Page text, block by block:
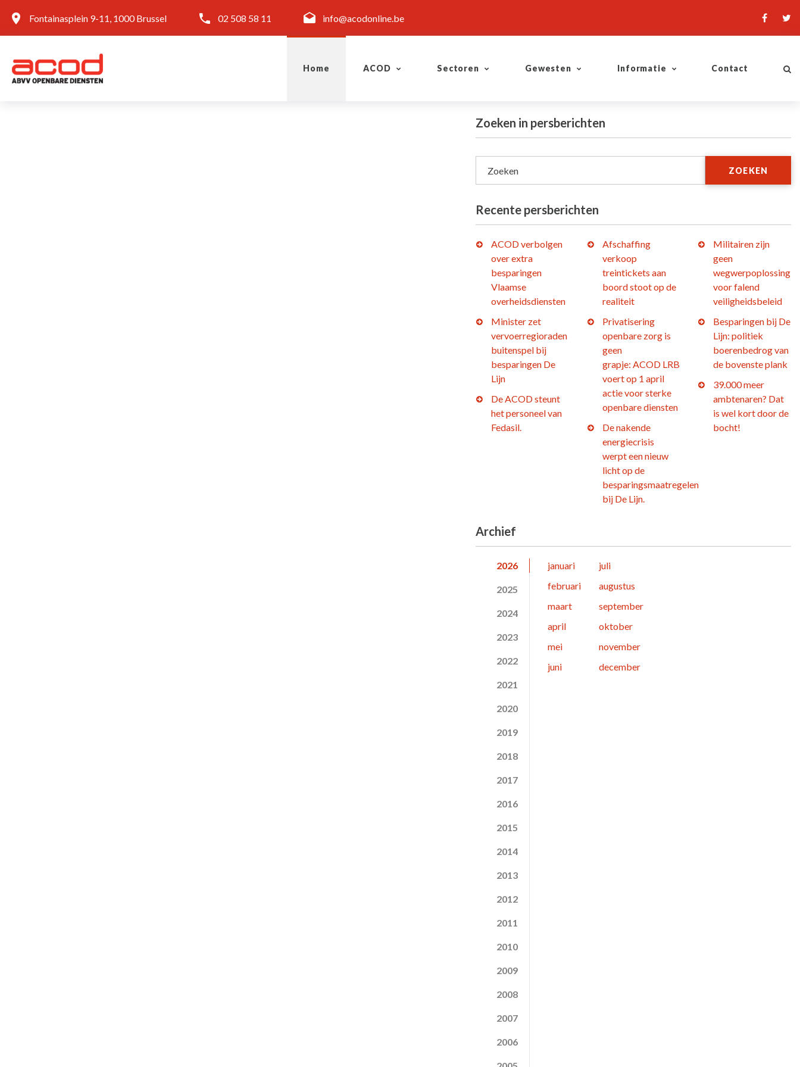
Fontainasplein 9-11, 1000 Brussel 02 508 58 11 info@acodonline.be
Home ACOD Sectoren Gewesten Informatie Contact
Zoeken in persberichten
Zoeken ZOEKEN
Recente persberichten
ACOD verbolgen
over extra
besparingen
Vlaamse
overheidsdiensten
Minister zet
vervoerregioraden
buitenspel bij
besparingen De
Lijn
De ACOD steunt
het personeel van
Fedasil.
Afschaffing
verkoop
treintickets aan
boord stoot op de
realiteit
Privatisering
openbare zorg is
geen
grapje: ACOD LRB
voert op 1 april
actie voor sterke
openbare diensten
De nakende
energiecrisis
werpt een nieuw
licht op de
besparingsmaatregelen
bij De Lijn.
Militairen zijn
geen
wegwerpoplossing
voor falend
veiligheidsbeleid
Besparingen bij De
Lijn: politiek
boerenbedrog van
de bovenste plank
39.000 meer
ambtenaren? Dat
is wel kort door de
bocht!
Archief
2026
2025
2024
2023
2022
2021
2020
2019
2018
2017
2016
2015
2014
2013
2012
2011
2010
2009
2008
2007
2006
januari
februari
maart
april
mei
juni
juli
augustus
september
oktober
november
december